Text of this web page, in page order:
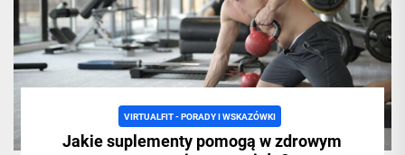
VIRTUALFIT - PORADY I WSKAZÓWKI
Jakie suplementy pomogą w zdrowym